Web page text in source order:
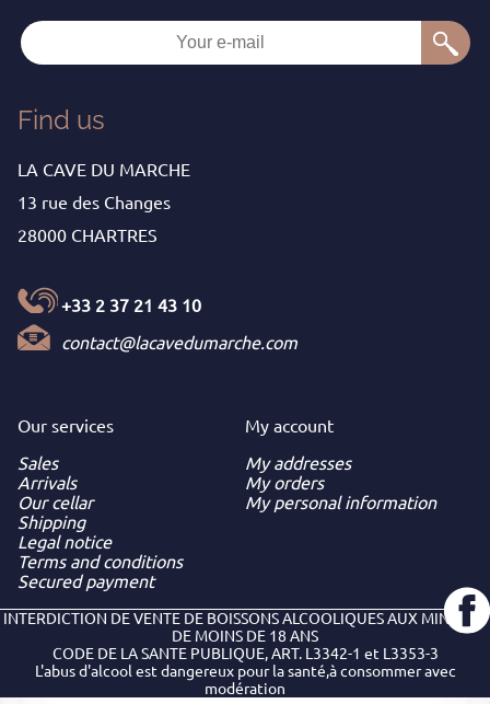
Find us
LA CAVE DU MARCHE
13 rue des Changes
28000 CHARTRES
+33 2 37 21 43 10
contact@lacavedumarche.com
Our services
Sales
Arrivals
Our cellar
Shipping
Legal notice
Terms and conditions
Secured payment
My account
My addresses
My orders
My personal information
INTERDICTION DE VENTE DE BOISSONS ALCOOLIQUES AUX MINEURS
DE MOINS DE 18 ANS
CODE DE LA SANTE PUBLIQUE, ART. L3342-1 et L3353-3
L'abus d'alcool est dangereux pour la santé,à consommer avec
modération